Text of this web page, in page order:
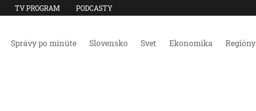
TV PROGRAM PODCASTY
Správy po minúte Slovensko Svet Ekonomika Regióny